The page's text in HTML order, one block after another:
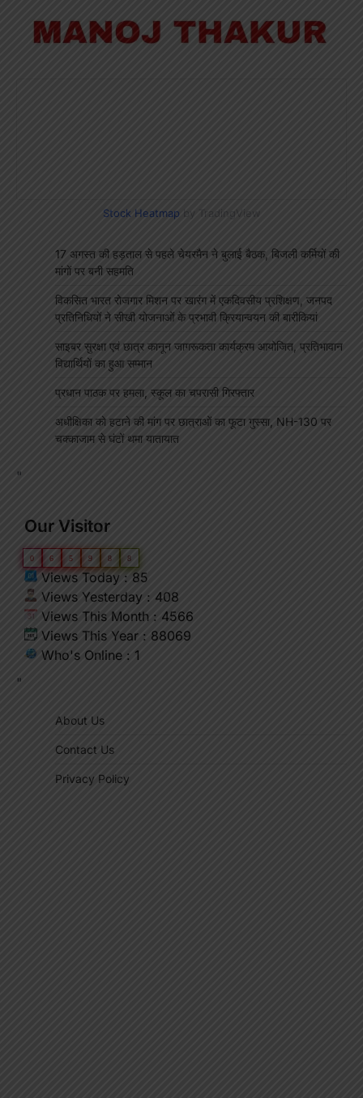
Stock Heatmap by TradingView
17 अगस्त की हड़ताल से पहले चेयरमैन ने बुलाई बैठक, बिजली कर्मियों की
मांगों पर बनी सहमति
विकसित भारत रोजगार मिशन पर खारंग में एकदिवसीय प्रशिक्षण, जनपद
प्रतिनिधियों ने सीखी योजनाओं के प्रभावी क्रियान्वयन की बारीकियां
साइबर सुरक्षा एवं छात्र कानून जागरूकता कार्यक्रम आयोजित, प्रतिभावान
विद्यार्थियों का हुआ सम्मान
प्रधान पाठक पर हमला, स्कूल का चपरासी गिरफ्तार
अधीक्षिका को हटाने की मांग पर छात्राओं का फूटा गुस्सा, NH-130 पर
चक्काजाम से घंटों थमा यातायात
"
Our Visitor
0 6 5 9 8 8
Views Today : 85
Views Yesterday : 408
Views This Month : 4566
Views This Year : 88069
Who's Online : 1
"
About Us
Contact Us
Privacy Policy